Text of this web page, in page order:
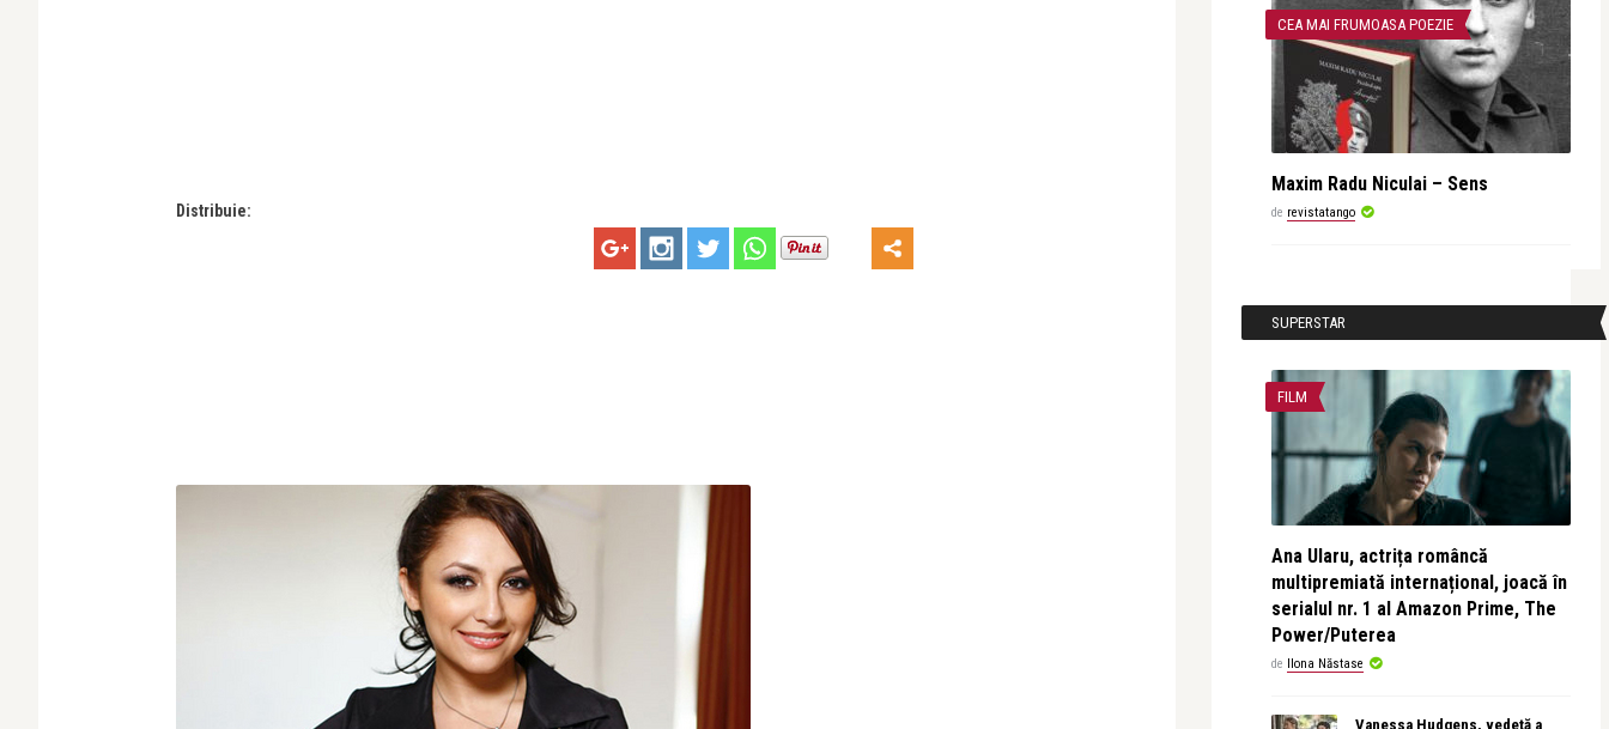
Distribuie:
CEA MAI FRUMOASA POEZIE
Maxim Radu Niculai – Sens
de revistatango
SUPERSTAR
FILM
Ana Ularu, actrița româncă
multipremiată internațional, joacă în
serialul nr. 1 al Amazon Prime, The
Power/Puterea
de Ilona Năstase
Vanessa Hudgens, vedetă a